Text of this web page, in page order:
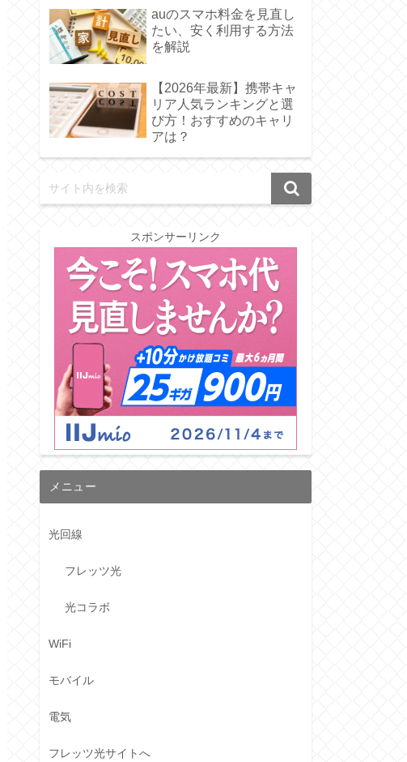
auのスマホ料金を見直し
たい、安く利用する方法
を解説
【2026年最新】携帯キャ
リア人気ランキングと選
び方！おすすめのキャリ
アは？
スポンサーリンク
メニュー
光回線
フレッツ光
光コラボ
WiFi
モバイル
電気
フレッツ光サイトへ